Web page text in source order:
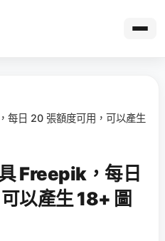
每日 20 張額度可用，可以產生
Freepik，每日
以產生 18+ 圖